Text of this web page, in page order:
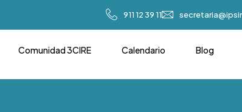
911 12 39 11
Comunidad 3CIRE Calendario Blog